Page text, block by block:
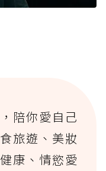
陪你愛自己
旅遊、美妝
康、情慾愛